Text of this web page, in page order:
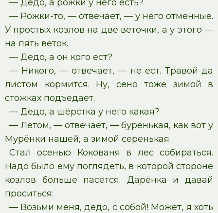
— Дедо, а рожки у него есть?
— Рожки-то, — отвечает, — у него отменные.
У простых козлов на две веточки, а у этого —
на пять веток.
— Дедо, а он кого ест?
— Никого, — отвечает, — не ест. Травой да
листом кормится. Ну, сено тоже зимой в
стожках подъедает.
— Дедо, а шёрстка у него какая?
— Летом, — отвечает, — буренькая, как вот у
Мурёнки нашей, а зимой серенькая.
Стал осенью Кокованя в лес собираться.
Надо было ему поглядеть, в которой стороне
козлов больше пасётся. Дарёнка и давай
проситься:
— Возьми меня, дедо, с собой! Может, я хоть